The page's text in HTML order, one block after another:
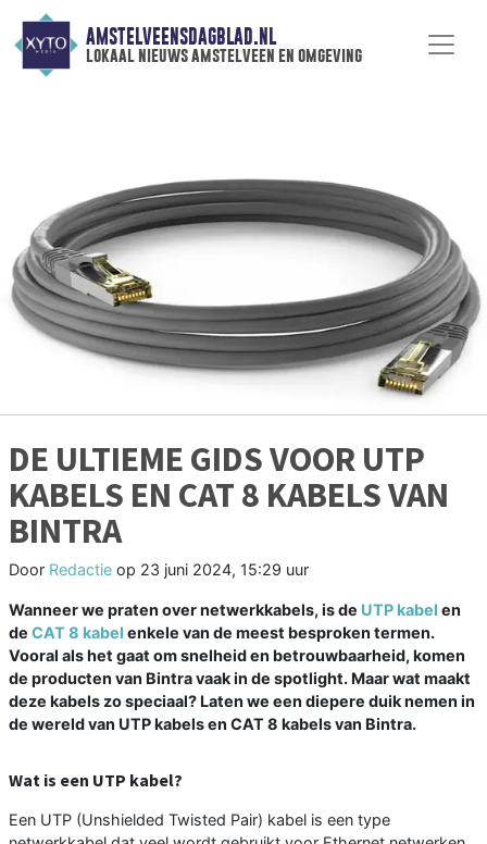
AMSTELVEENSDAGBLAD.NL
lokaal nieuws amstelveen en omgeving
DE ULTIEME GIDS VOOR UTP
KABELS EN CAT 8 KABELS VAN
BINTRA
Door Redactie op 23 juni 2024, 15:29 uur
Wanneer we praten over netwerkkabels, is de UTP kabel en
de CAT 8 kabel enkele van de meest besproken termen.
Vooral als het gaat om snelheid en betrouwbaarheid, komen
de producten van Bintra vaak in de spotlight. Maar wat maakt
deze kabels zo speciaal? Laten we een diepere duik nemen in
de wereld van UTP kabels en CAT 8 kabels van Bintra.
Wat is een UTP kabel?
Een UTP (Unshielded Twisted Pair) kabel is een type